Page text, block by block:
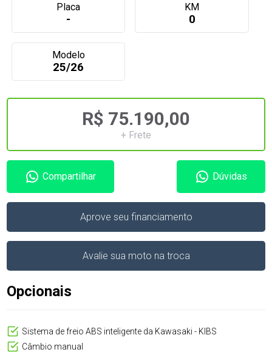
Placa
-
KM
0
Modelo
25/26
R$ 75.190,00
+ Frete
Compartilhar Dúvidas
Aprove seu financiamento
Avalie sua moto na troca
Opcionais
Sistema de freio ABS inteligente da Kawasaki - KIBS
Câmbio manual